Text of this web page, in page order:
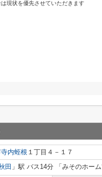
現状を優先させていただきます
寺内蛭根 １丁目４－１７
田 」駅 バス14分 「みそのホー